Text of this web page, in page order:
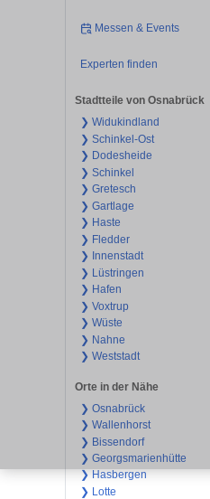
Messen & Events
Experten finden
Stadtteile von Osnabrück
❯ Widukindland
❯ Schinkel-Ost
❯ Dodesheide
❯ Schinkel
❯ Gretesch
❯ Gartlage
❯ Haste
❯ Fledder
❯ Innenstadt
❯ Lüstringen
❯ Hafen
❯ Voxtrup
❯ Wüste
❯ Nahne
❯ Weststadt
Orte in der Nähe
❯ Osnabrück
❯ Wallenhorst
❯ Bissendorf
❯ Georgsmarienhütte
❯ Hasbergen
❯ Lotte